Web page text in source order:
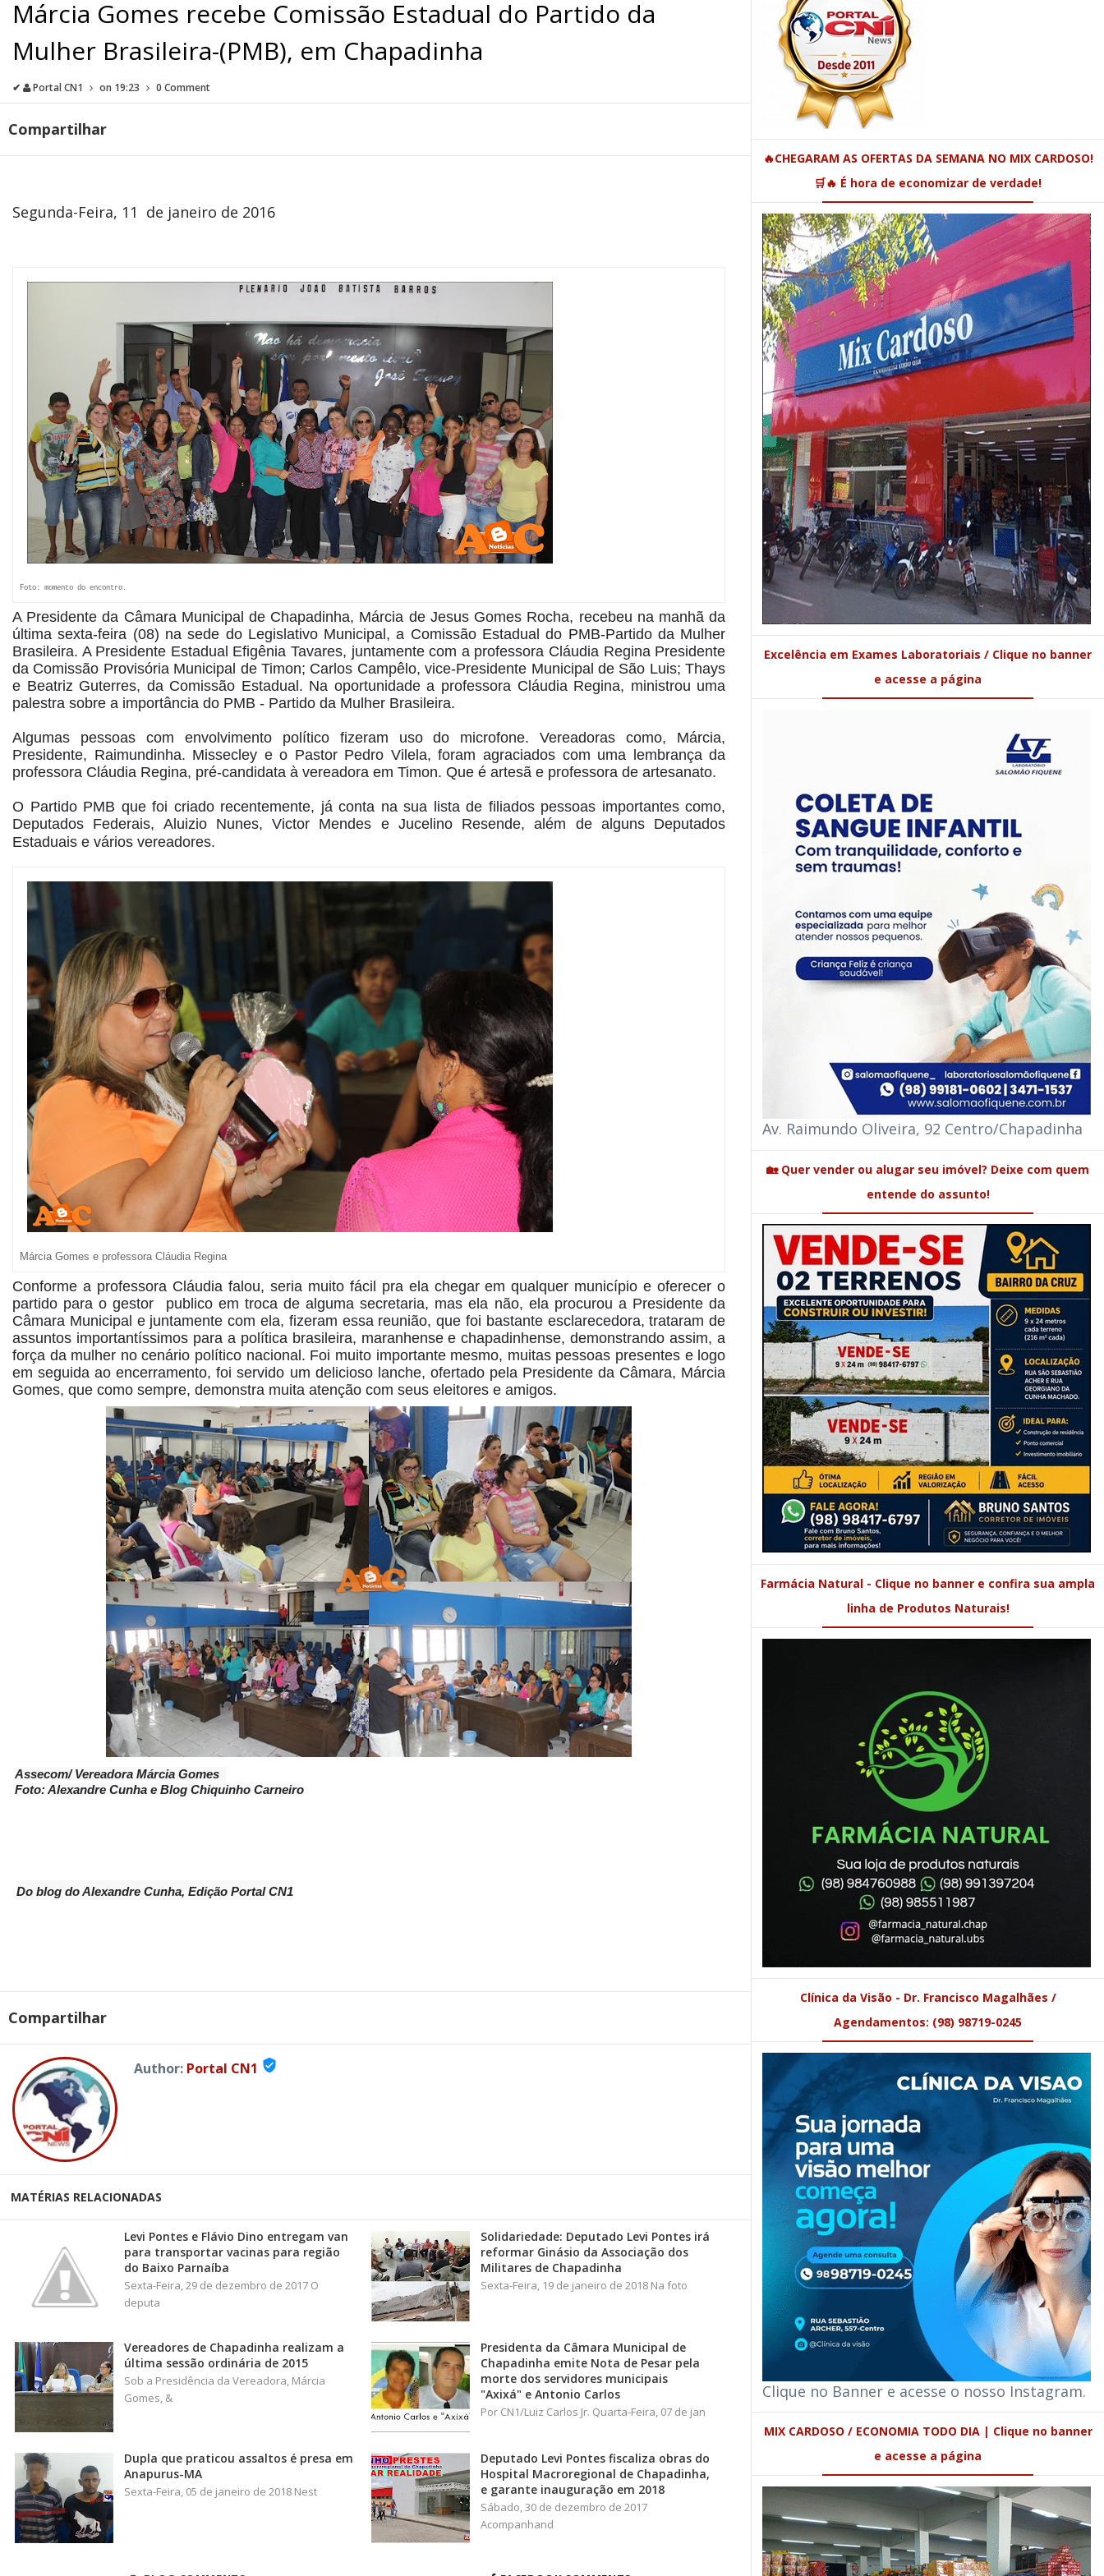
Márcia Gomes recebe Comissão Estadual do Partido da
Mulher Brasileira-(PMB), em Chapadinha
✔ Portal CN1 on 19:23 0 Comment
Compartilhar
Segunda-Feira, 11 de janeiro de 2016
Foto: momento do encontro.
A Presidente da Câmara Municipal de Chapadinha, Márcia de Jesus Gomes Rocha, recebeu na manhã da
última sexta-feira (08) na sede do Legislativo Municipal, a Comissão Estadual do PMB-Partido da Mulher
Brasileira. A Presidente Estadual Efigênia Tavares, juntamente com a professora Cláudia Regina Presidente
da Comissão Provisória Municipal de Timon; Carlos Campêlo, vice-Presidente Municipal de São Luis; Thays
e Beatriz Guterres, da Comissão Estadual. Na oportunidade a professora Cláudia Regina, ministrou uma
palestra sobre a importância do PMB - Partido da Mulher Brasileira.
Algumas pessoas com envolvimento político fizeram uso do microfone. Vereadoras como, Márcia,
Presidente, Raimundinha. Missecley e o Pastor Pedro Vilela, foram agraciados com uma lembrança da
professora Cláudia Regina, pré-candidata à vereadora em Timon. Que é artesã e professora de artesanato.
O Partido PMB que foi criado recentemente, já conta na sua lista de filiados pessoas importantes como,
Deputados Federais, Aluizio Nunes, Victor Mendes e Jucelino Resende, além de alguns Deputados
Estaduais e vários vereadores.
Márcia Gomes e professora Cláudia Regina
Conforme a professora Cláudia falou, seria muito fácil pra ela chegar em qualquer município e oferecer o
partido para o gestor publico em troca de alguma secretaria, mas ela não, ela procurou a Presidente da
Câmara Municipal e juntamente com ela, fizeram essa reunião, que foi bastante esclarecedora, trataram de
assuntos importantíssimos para a política brasileira, maranhense e chapadinhense, demonstrando assim, a
força da mulher no cenário político nacional. Foi muito importante mesmo, muitas pessoas presentes e logo
em seguida ao encerramento, foi servido um delicioso lanche, ofertado pela Presidente da Câmara, Márcia
Gomes, que como sempre, demonstra muita atenção com seus eleitores e amigos.
Assecom/ Vereadora Márcia Gomes
Foto: Alexandre Cunha e BlogChiquinho Carneiro
Do blog do Alexandre Cunha, Edição Portal CN1
Compartilhar
Author: Portal CN1 verified_user
MATÉRIAS RELACIONADAS
Levi Pontes e Flávio Dino entregam van
para transportar vacinas para região
do Baixo Parnaíba
Sexta-Feira, 29 de dezembro de 2017 O
deputa
Solidariedade: Deputado Levi Pontes irá
reformar Ginásio da Associação dos
Militares de Chapadinha
Sexta-Feira, 19 de janeiro de 2018 Na foto
Vereadores de Chapadinha realizam a
última sessão ordinária de 2015
Sob a Presidência da Vereadora, Márcia
Gomes, &
Presidenta da Câmara Municipal de
Chapadinha emite Nota de Pesar pela
morte dos servidores municipais
"Axixá" e Antonio Carlos
Por CN1/Luiz Carlos Jr. Quarta-Feira, 07 de jan
Dupla que praticou assaltos é presa em
Anapurus-MA
Sexta-Feira, 05 de janeiro de 2018 Nest
Deputado Levi Pontes fiscaliza obras do
Hospital Macroregional de Chapadinha,
e garante inauguração em 2018
Sábado, 30 de dezembro de 2017
Acompanhand
🔥CHEGARAM AS OFERTAS DA SEMANA NO MIX CARDOSO!
🛒🔥 É hora de economizar de verdade!
Excelência em Exames Laboratoriais / Clique no banner
e acesse a página
Av. Raimundo Oliveira, 92 Centro/Chapadinha
🏡 Quer vender ou alugar seu imóvel? Deixe com quem
entende do assunto!
Farmácia Natural - Clique no banner e confira sua ampla
linha de Produtos Naturais!
Clínica da Visão - Dr. Francisco Magalhães /
Agendamentos: (98) 98719-0245
Clique no Banner e acesse o nosso Instagram.
MIX CARDOSO / ECONOMIA TODO DIA | Clique no banner
e acesse a página